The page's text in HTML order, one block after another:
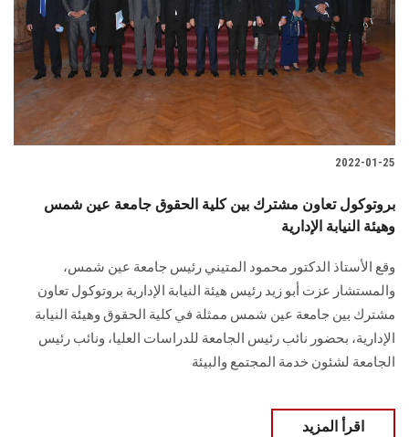
2022-01-25
بروتوكول تعاون مشترك بين كلية الحقوق جامعة عين شمس
وهيئة النيابة الإدارية
وقع الأستاذ الدكتور محمود المتيني رئيس جامعة عين شمس،
والمستشار عزت أبو زيد رئيس هيئة النيابة الإدارية بروتوكول تعاون
مشترك بين جامعة عين شمس ممثلة في كلية الحقوق وهيئة النيابة
الإدارية، بحضور نائب رئيس الجامعة للدراسات العليا، ونائب رئيس
الجامعة لشئون خدمة المجتمع والبيئة
اقرأ المزيد